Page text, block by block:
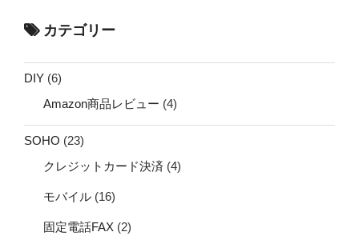
カテゴリー
DIY (6)
Amazon商品レビュー (4)
SOHO (23)
クレジットカード決済 (4)
モバイル (16)
固定電話FAX (2)